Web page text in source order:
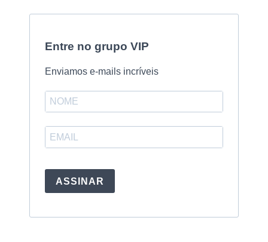
Entre no grupo VIP
Enviamos e-mails incríveis
ASSINAR